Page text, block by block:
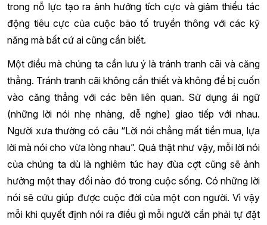
trong nỗ lực tạo ra ảnh hưởng tích cực và giảm thiểu tác
động tiêu cực của cuộc bão tố truyền thông với các kỹ
năng mà bất cứ ai cũng cần biết.
Một điều mà chúng ta cần lưu ý là tránh tranh cãi và căng
thẳng. Tránh tranh cãi không cần thiết và không để bị cuốn
vào căng thẳng với các bên liên quan. Sử dụng ái ngữ
(những lời nói nhẹ nhàng, dễ nghe) giao tiếp với nhau.
Người xưa thường có câu “Lời nói chẳng mất tiền mua, lựa
lời mà nói cho vừa lòng nhau”. Quả thật như vậy, mỗi lời nói
của chúng ta dù là nghiêm túc hay đùa cợt cũng sẽ ảnh
hưởng một thay đổi nào đó trong cuộc sống. Có những lời
nói sẽ cứu giúp được cuộc đời của một con người. Vì vậy
mỗi khi quyết định nói ra điều gì mỗi người cần phải tự đặt